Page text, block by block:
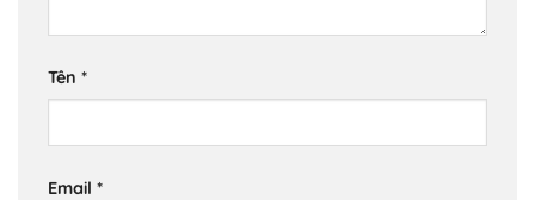
Tên *
Email *